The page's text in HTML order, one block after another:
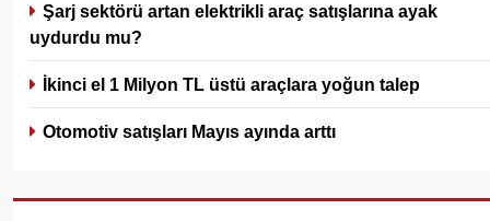
Şarj sektörü artan elektrikli araç satışlarına ayak
uydurdu mu?
İkinci el 1 Milyon TL üstü araçlara yoğun talep
Otomotiv satışları Mayıs ayında arttı